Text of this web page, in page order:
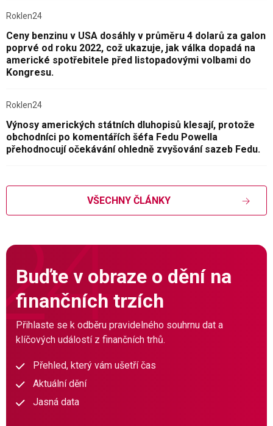
Roklen24
Ceny benzinu v USA dosáhly v průměru 4 dolarů za galon
poprvé od roku 2022, což ukazuje, jak válka dopadá na
americké spotřebitele před listopadovými volbami do
Kongresu.
Roklen24
Výnosy amerických státních dluhopisů klesají, protože
obchodníci po komentářích šéfa Fedu Powella
přehodnocují očekávání ohledně zvyšování sazeb Fedu.
VŠECHNY ČLÁNKY
Buďte v obraze o dění na
finančních trzích
Přihlaste se k odběru pravidelného souhrnu dat a
klíčových událostí z finančních trhů.
Přehled, který vám ušetří čas
Aktuální dění
Jasná data